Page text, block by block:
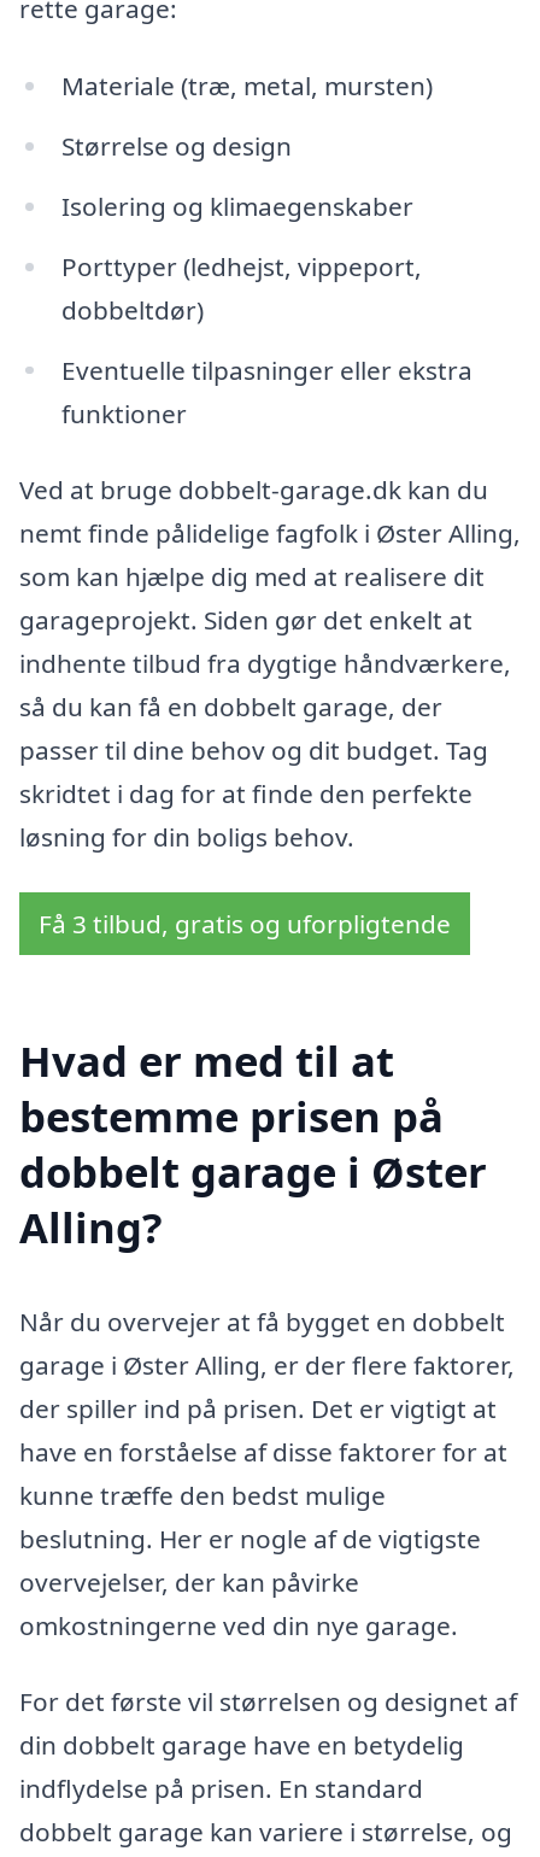
rette garage:
Materiale (træ, metal, mursten)
Størrelse og design
Isolering og klimaegenskaber
Porttyper (ledhejst, vippeport,
dobbeltdør)
Eventuelle tilpasninger eller ekstra
funktioner
Ved at bruge dobbelt-garage.dk kan du
nemt finde pålidelige fagfolk i Øster Alling,
som kan hjælpe dig med at realisere dit
garageprojekt. Siden gør det enkelt at
indhente tilbud fra dygtige håndværkere,
så du kan få en dobbelt garage, der
passer til dine behov og dit budget. Tag
skridtet i dag for at finde den perfekte
løsning for din boligs behov.
Få 3 tilbud, gratis og uforpligtende
Hvad er med til at
bestemme prisen på
dobbelt garage i Øster
Alling?
Når du overvejer at få bygget en dobbelt
garage i Øster Alling, er der flere faktorer,
der spiller ind på prisen. Det er vigtigt at
have en forståelse af disse faktorer for at
kunne træffe den bedst mulige
beslutning. Her er nogle af de vigtigste
overvejelser, der kan påvirke
omkostningerne ved din nye garage.
For det første vil størrelsen og designet af
din dobbelt garage have en betydelig
indflydelse på prisen. En standard
dobbelt garage kan variere i størrelse, og